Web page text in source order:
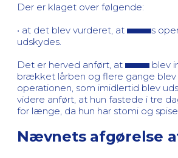
Der er klaget over følgende:
• at det blev vurderet, at
s
udskydes.
Det er herved anført, at
blev
brækket lårben og flere gange blev
operationen, som imidlertid blev
videre anført, at hun fastede i tre
for længe, da hun har stomi og
Nævnets afgørelse